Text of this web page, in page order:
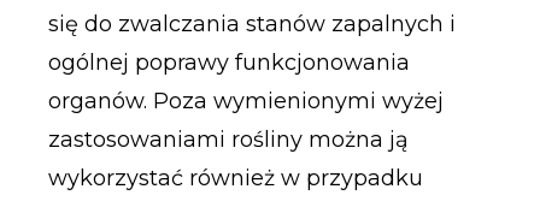
się do zwalczania stanów zapalnych i
ogólnej poprawy funkcjonowania
organów. Poza wymienionymi wyżej
zastosowaniami rośliny można ją
wykorzystać również w przypadku